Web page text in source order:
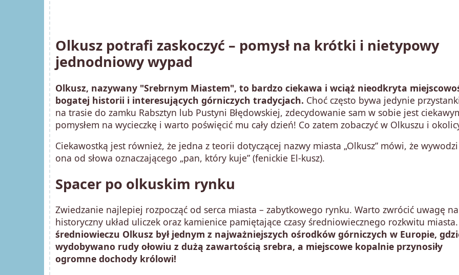
Olkusz potrafi zaskoczyć – pomysł na krótki i nietypowy
jednodniowy wypad
Olkusz, nazywany "Srebrnym Miastem", to bardzo ciekawa i wciąż nieodkryta
bogatej historii i interesujących górniczych tradycjach. Choć często bywa jedynie
na trasie do zamku Rabsztyn lub Pustyni Błędowskiej, zdecydowanie sam w sobie jest
pomysłem na wycieczkę i warto poświęcić mu cały dzień! Co zatem zobaczyć w Olkuszu i
Ciekawostką jest również, że jedna z teorii dotyczącej nazwy miasta „Olkusz” mówi, że
ona od słowa oznaczającego „pan, który kuje” (fenickie El-kusz).
Spacer po olkuskim rynku
Zwiedzanie najlepiej rozpocząć od serca miasta – zabytkowego rynku. Warto zwrócić uwagę na
historyczny układ uliczek oraz kamienice pamiętające czasy średniowiecznego rozkwitu
średniowieczu Olkusz był jednym z najważniejszych ośrodków górniczych w Europie,
wydobywano rudy ołowiu z dużą zawartością srebra, a miejscowe kopalnie przynosiły
ogromne dochody królowi!